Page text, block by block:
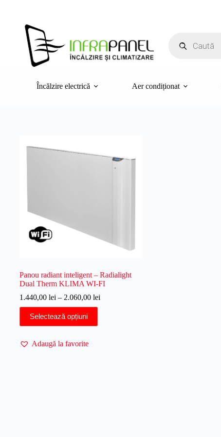
search
Încălzire electrică Aer condiționat
Panou radiant inteligent – Radialight
Dual Therm KLIMA WI-FI
1.440,00 lei – 2.060,00 lei
Selectează opțiuni
Acest
produs
are
multeAdaugă la favorite